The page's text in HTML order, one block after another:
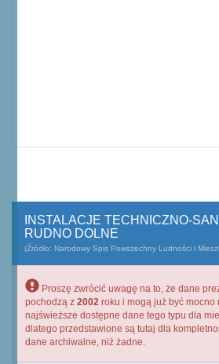
INSTALACJE TECHNICZNO-
RUDNO DOLNE
(Źródło: Narodowy Spis Powszechny Ludności i
Proszę zwrócić uwagę na to, że dane
pochodzą z 2002 roku i mogą już być
najświeższe dostępne dane tego typu dla
dlatego przedstawione są tutaj dla
dane archiwalne, niż żadne.